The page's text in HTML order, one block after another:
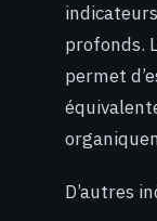
profonds.
permet
D’autres